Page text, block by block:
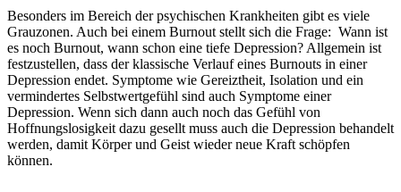
Besonders im Bereich der psychischen Krankheiten gibt es viele
Grauzonen. Auch bei einem Burnout stellt sich die Frage: Wann ist
es noch Burnout, wann schon eine tiefe Depression? Allgemein ist
festzustellen, dass der klassische Verlauf eines Burnouts in einer
Depression endet. Symptome wie Gereiztheit, Isolation und ein
vermindertes Selbstwertgefühl sind auch Symptome einer
Depression. Wenn sich dann auch noch das Gefühl von
Hoffnungslosigkeit dazu gesellt muss auch die Depression behandelt
werden, damit Körper und Geist wieder neue Kraft schöpfen
können.